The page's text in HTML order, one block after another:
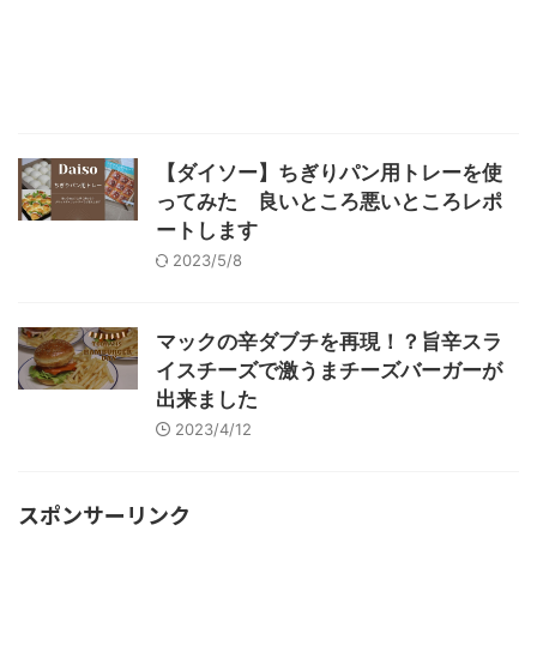
【ダイソー】ちぎりパン用トレーを使
ってみた 良いところ悪いところレポ
ートします
2023/5/8
マックの辛ダブチを再現！？旨辛スラ
イスチーズで激うまチーズバーガーが
出来ました
2023/4/12
スポンサーリンク